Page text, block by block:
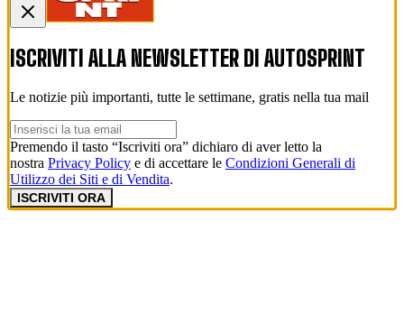
ISCRIVITI ALLA NEWSLETTER DI AUTOSPRINT
Le notizie più importanti, tutte le settimane, gratis nella tua mail
Premendo il tasto “Iscriviti ora” dichiaro di aver letto la
nostra Privacy Policy e di accettare le Condizioni Generali di
Utilizzo dei Siti e di Vendita.
ISCRIVITI ORA